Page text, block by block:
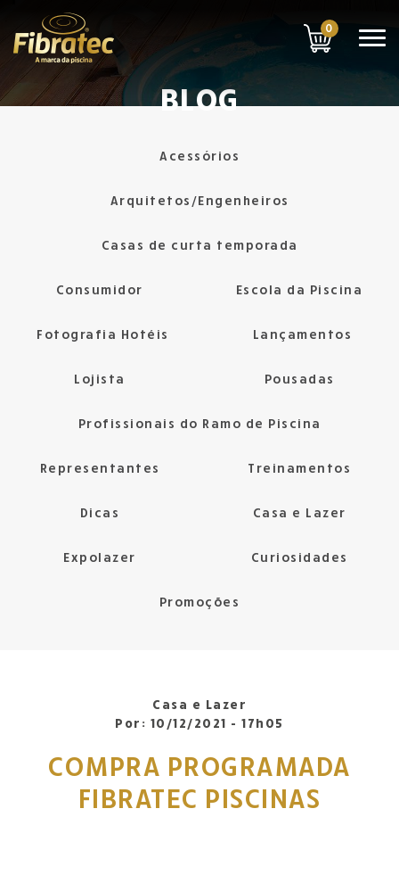
0
BLOG
Acessórios
Arquitetos/Engenheiros
Casas de curta temporada
Consumidor Escola da Piscina
Fotografia Hotéis Lançamentos
Lojista Pousadas
Profissionais do Ramo de Piscina
Representantes Treinamentos
Dicas Casa e Lazer
Expolazer Curiosidades
Promoções
Casa e Lazer
Por: 10/12/2021 - 17h05
COMPRA PROGRAMADA
FIBRATEC PISCINAS